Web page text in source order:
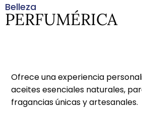
Belleza
PERFUMÉRICA
Ofrece una experiencia
aceites esenciales naturales,
fragancias únicas y artesanales.